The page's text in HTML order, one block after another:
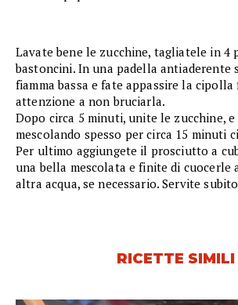
Lavate bene le zucchine, tagliatele in 4
bastoncini. In una padella antiaderente
fiamma bassa e fate appassire la cipolla
attenzione a non bruciarla.
Dopo circa 5 minuti, unite le zucchine,
mescolando spesso per circa 15 minuti
Per ultimo aggiungete il prosciutto a
una bella mescolata e finite di cuocerle
altra acqua, se necessario. Servite
RICETTE SIMILI